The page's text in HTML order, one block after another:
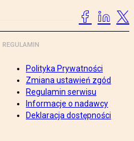
REGULAMIN
Polityka Prywatności
Zmiana ustawień zgód
Regulamin serwisu
Informacje o nadawcy
Deklaracja dostępności